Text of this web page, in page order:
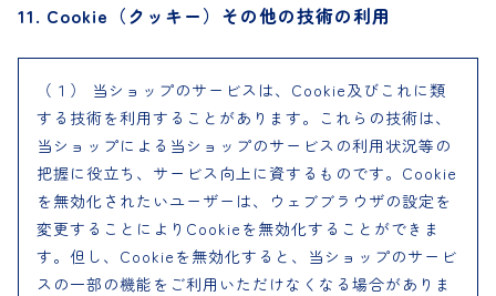
11. Cookie（クッキー）その他の技術の利用
（１） 当ショップのサービスは、Cookie及びこれに類
する技術を利用することがあります。これらの技術は、
当ショップによる当ショップのサービスの利用状況等の
把握に役立ち、サービス向上に資するものです。Cookie
を無効化されたいユーザーは、ウェブブラウザの設定を
変更することによりCookieを無効化することができま
す。但し、Cookieを無効化すると、当ショップのサービ
スの一部の機能をご利用いただけなくなる場合がありま